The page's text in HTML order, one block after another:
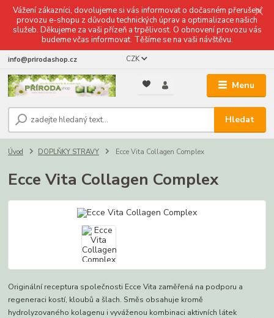
Vážení zákazníci, dovolujeme si vás informovat o dočasném přerušení
provozu e-shopu z důvodu technických úprav a optimalizace našich
služeb. Děkujeme za vaši přízeň a trpělivost. O obnovení provozu vás
budeme včas informovat. Těšíme se na vaši návštěvu.
Menu
CZK
Hledat
info@prirodashop.cz
Úvod DOPLŇKY STRAVY Ecce Vita Collagen Complex
Ecce Vita Collagen Complex
Originální receptura společnosti Ecce Vita zaměřená na podporu a
regeneraci kostí, kloubů a šlach. Směs obsahuje kromě
hydrolyzovaného kolagenu i vyváženou kombinaci aktivních látek